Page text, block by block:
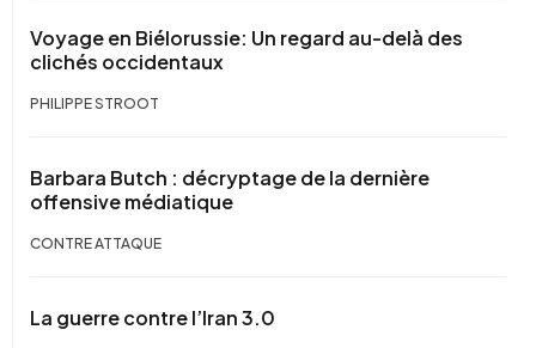
Voyage en Biélorussie: Un regard au-delà des
clichés occidentaux
PHILIPPE STROOT
Barbara Butch : décryptage de la dernière
offensive médiatique
CONTRE ATTAQUE
La guerre contre l’Iran 3.0